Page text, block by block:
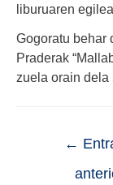
liburuaren
Gogoratu behar
Praderak
zuela orain dela
←